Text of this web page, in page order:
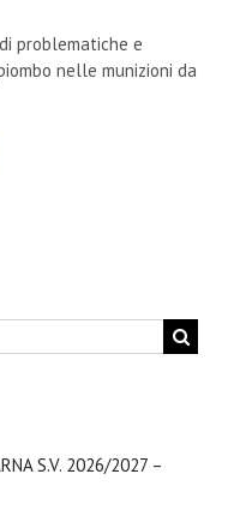
problematiche e
nelle munizioni da
S.V. 2026/2027 –